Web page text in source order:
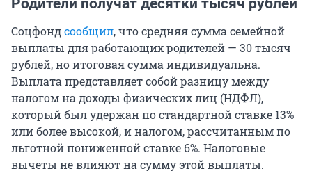
Родители получат десятки тысяч рублей
Соцфондсообщил, что средняя сумма семейной
выплаты для работающих родителей — 30тысяч
рублей, но итоговая сумма индивидуальна.
Выплата представляет собой разницу между
налогом на доходы физических лиц (НДФЛ),
который был удержан по стандартной ставке 13%
или более высокой, и налогом, рассчитанным по
льготной пониженной ставке 6%. Налоговые
вычеты не влияют на сумму этой выплаты.